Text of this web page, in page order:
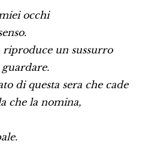
occhi
riproduce un sussurro
di questa sera che cade
che la nomina,